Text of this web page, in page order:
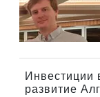
Инвестиции
развитие